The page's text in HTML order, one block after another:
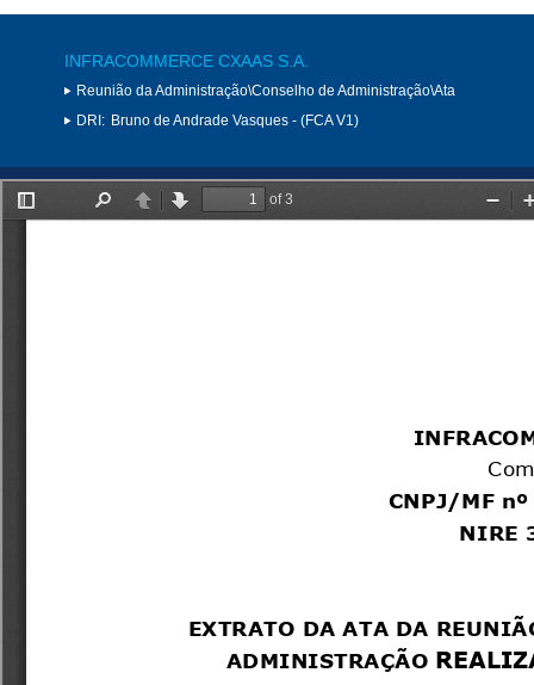
INFRACOMMERCE CXAAS S.A.
Reunião da Administração\Conselho de Administração\Ata
DRI: Bruno de Andrade Vasques - (FCA V1)